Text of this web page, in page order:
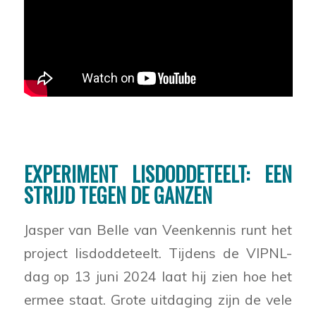
EXPERIMENT LISDODDETEELT: EEN
STRIJD TEGEN DE GANZEN
Jasper van Belle van Veenkennis runt het
project lisdoddeteelt. Tijdens de VIPNL-
dag op 13 juni 2024 laat hij zien hoe het
ermee staat. Grote uitdaging zijn de vele